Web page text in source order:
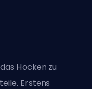
Hocken zu
Erstens